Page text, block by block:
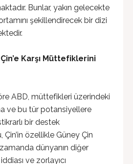
Bunlar, yakın gelecekte
şekillendirecek bir dizi
Karşı Müttefiklerini
ABD, müttefikleri üzerindeki
ve bu tür potansiyellere
bir destek
özellikle Güney Çin
dünyanın diğer
ve zorlayıcı